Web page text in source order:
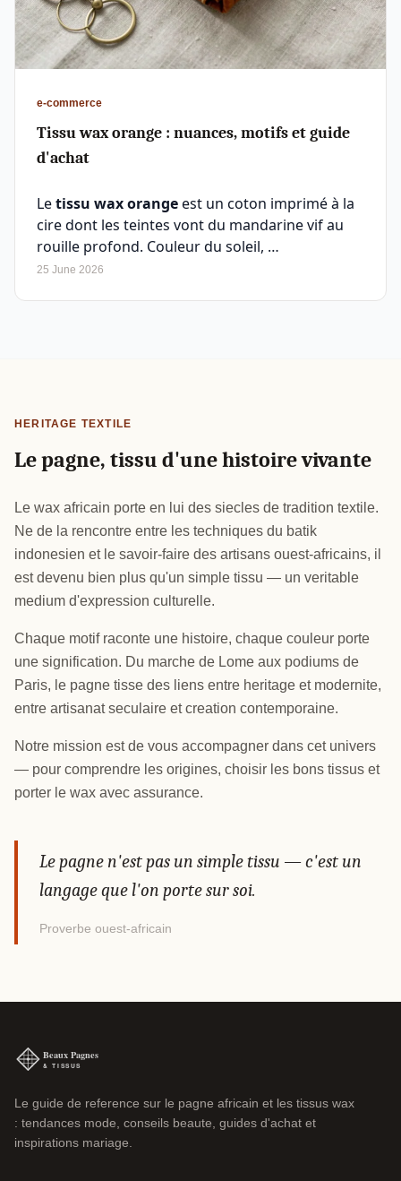
e-commerce
Tissu wax orange : nuances, motifs et guide
d'achat
Letissu wax orangeest un coton imprimé à la
cire dont les teintes vont du mandarine vif au
rouille profond. Couleur du soleil, …
25 June 2026
HERITAGE TEXTILE
Le pagne, tissu d'une histoire vivante
Le wax africain porte en lui des siecles de tradition textile.
Ne de la rencontre entre les techniques du batik
indonesien et le savoir-faire des artisans ouest-africains, il
est devenu bien plus qu'un simple tissu — un veritable
medium d'expression culturelle.
Chaque motif raconte une histoire, chaque couleur porte
une signification. Du marche de Lome aux podiums de
Paris, le pagne tisse des liens entre heritage et modernite,
entre artisanat seculaire et creation contemporaine.
Notre mission est de vous accompagner dans cet univers
— pour comprendre les origines, choisir les bons tissus et
porter le wax avec assurance.
Le pagne n'est pas un simple tissu — c'est un
langage que l'on porte sur soi.
Proverbe ouest-africain
Le guide de reference sur le pagne africain et les tissus wax
: tendances mode, conseils beaute, guides d'achat et
inspirations mariage.